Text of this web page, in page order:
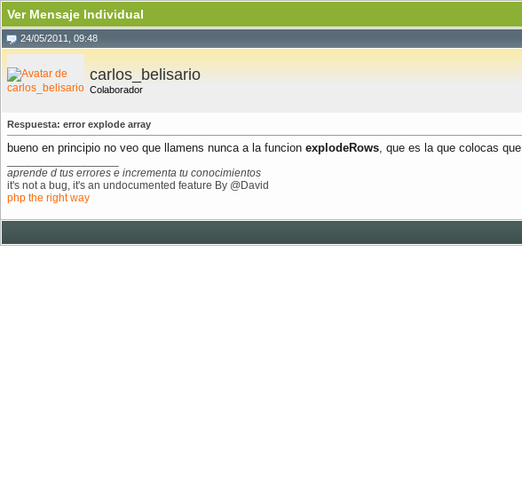
Ver Mensaje Individual
24/05/2011, 09:48
carlos_belisario
Colaborador
Respuesta: error explode array
bueno en principio no veo que llamens nunca a la funcion explodeRows, que es la que colocas
aprende d tus errores e incrementa tu conocimientos
it's not a bug, it's an undocumented feature By @David
php the right way